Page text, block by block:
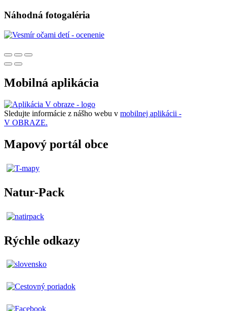
Náhodná fotogaléria
Mobilná aplikácia
Sledujte informácie z nášho webu v mobilnej aplikácii -
V OBRAZE.
Mapový portál obce
Natur-Pack
Rýchle odkazy